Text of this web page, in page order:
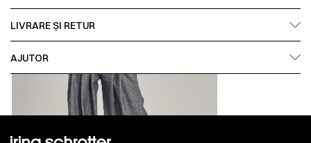
LIVRARE ȘI RETUR
AJUTOR